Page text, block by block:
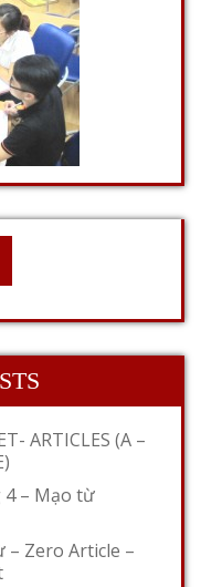
ARTICLES (A –
– Mạo từ
– Zero Article –